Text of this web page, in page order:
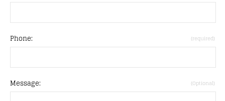
Phone: (required)
Message: (Optional)